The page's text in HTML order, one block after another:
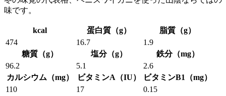
味です。
kcal 蛋白質（g）
脂質（g）
474
16.7
1.9
糖質（g）
塩分（g）
鉄分（mg）
96.2
5.1
2.6
カルシウム（mg）
ビタミンA（IU）
ビタミンB1（mg）
110
17
0.15